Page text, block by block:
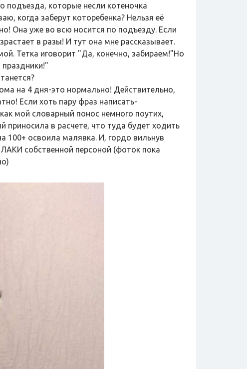
подъезда, которые несли котеночка
когда заберут которебенка? Нельзя её
Она уже во всю носится по подъезду. Если
в разы! И тут она мне рассказывает.
Тетка иговорит "Да, конечно, забираем!"Но
на 4 дня-это нормально! Действительно,
Если хоть пару фраз написать-
мой словарный понос немного поутих,
приносила в расчете, что туда будет ходить
100+ освоила малявка. И, гордо вильнув
собственной персоной (фоток пока